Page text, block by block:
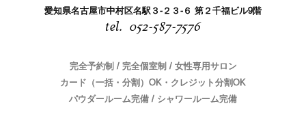
愛知県名古屋市中村区名駅３-２３-６ 第２千福ビル9階
052-587-7576
完全予約制 / 完全個室制 / 女性専用サロン
カード（一括・分割）OK・クレジット分割OK
パウダールーム完備 / シャワールーム完備